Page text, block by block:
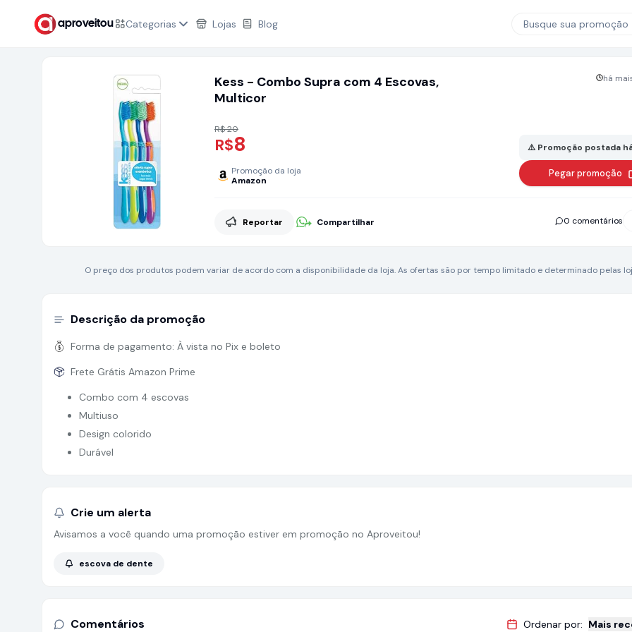
aproveitou Categorias Lojas Blog Busque sua promoção
Kess - Combo Supra com 4 Escovas,
Multicor
há
R$ 20
R$8
Promoção da loja
Amazon
⚠️ Promoção postada
Pegar promoção
Reportar Compartilhar 0 comentários
O preço dos produtos podem variar de acordo com a disponibilidade da loja. As ofertas são por tempo limitado e determinado pelas
Descrição da promoção
Forma de pagamento: À vista no Pix e boleto
Frete Grátis Amazon Prime
Combo com 4 escovas
Multiuso
Design colorido
Durável
Crie um alerta
Avisamos a você quando uma promoção estiver em promoção no Aproveitou!
escova de dente
Comentários Ordenar por: Mais